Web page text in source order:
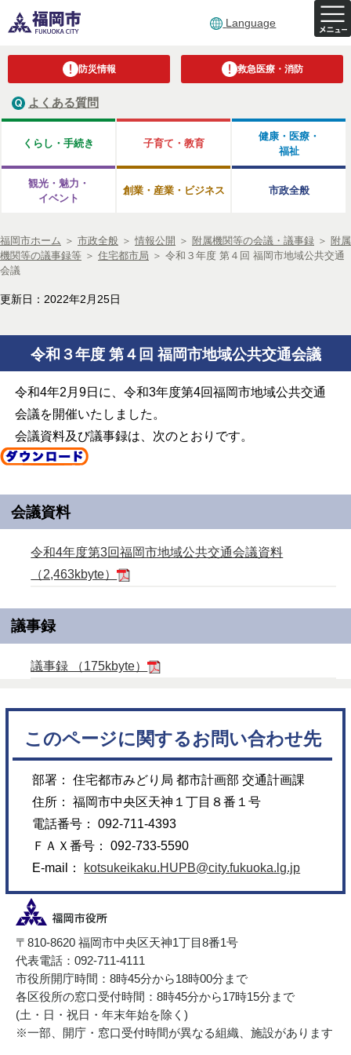
Language
防災情報 救急医療・消防
よくある質問
くらし・手続き 子育て・教育
健康・医療・
福祉
観光・魅力・
イベント
創業・産業・ビジネス 市政全般
福岡市ホーム ＞ 市政全般 ＞ 情報公開 ＞ 附属機関等の会議・議事録 ＞ 附属
機関等の議事録等 ＞ 住宅都市局 ＞ 令和３年度 第４回 福岡市地域公共交通
会議
更新日：2022年2月25日
令和３年度 第４回 福岡市地域公共交通会議
令和4年2月9日に、令和3年度第4回福岡市地域公共交通
会議を開催いたしました。
会議資料及び議事録は、次のとおりです。
会議資料
令和4年度第3回福岡市地域公共交通会議資料
（2,463kbyte）
議事録
議事録 （175kbyte）
このページに関するお問い合わせ先
部署： 住宅都市みどり局 都市計画部 交通計画課
住所： 福岡市中央区天神１丁目８番１号
電話番号： 092-711-4393
ＦＡＸ番号： 092-733-5590
E-mail：
kotsukeikaku.HUPB@city.fukuoka.lg.jp
〒810-8620 福岡市中央区天神1丁目8番1号
代表電話：092-711-4111
市役所開庁時間：8時45分から18時00分まで
各区役所の窓口受付時間：8時45分から17時15分まで
(土・日・祝日・年末年始を除く)
※一部、開庁・窓口受付時間が異なる組織、施設があります